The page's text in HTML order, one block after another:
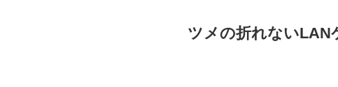
ツメの折れない